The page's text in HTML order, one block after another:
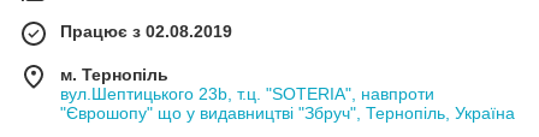
Працює з 02.08.2019
м. Тернопіль
вул.Шептицького 23b, т.ц. "SOTERIA", навпроти
"Єврошопу" що у видавництві "Збруч", Тернопіль, Україна